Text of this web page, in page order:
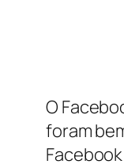
O
foram